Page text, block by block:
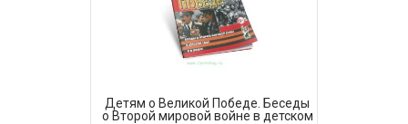
Детям о Великой Победе. Беседы
о Второй мировой войне в детском